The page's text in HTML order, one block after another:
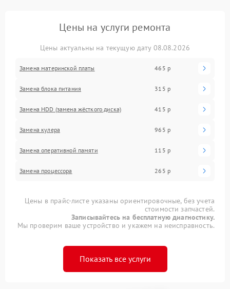
Цены на услуги ремонта
Цены актуальны на текущую дату 08.08.2026
Замена материнской платы 465 р
Замена блока питания 315 р
Замена HDD (замена жёсткого диска) 415 р
Замена кулера 965 р
Замена оперативной памяти 115 р
Замена процессора 265 р
Цены в прайс-листе указаны ориентировочные, без учета
стоимости запчастей.
Записывайтесь на бесплатную диагностику.
Мы проверим ваше устройство и укажем на неисправность.
Показать все услуги